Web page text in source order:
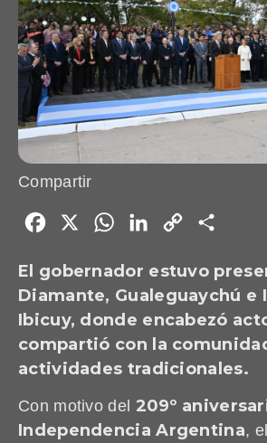
Compartir
Facebook WhatsAppLinkedIn
Copy
El gobernador estuvo
Diamante, Gualeguaychú e
Ibicuy, donde encabezó
compartió con la
actividades tradicionales.
Con motivo del 209º
Independencia Argentina,